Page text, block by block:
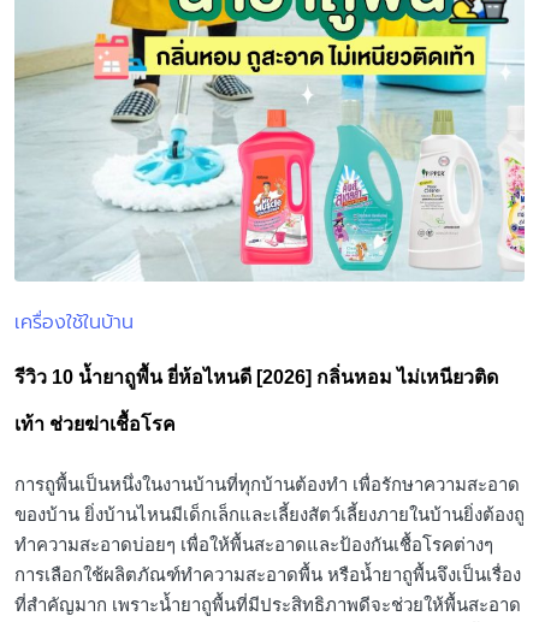
Posted
เครื่องใช้ในบ้าน
รีวิว 10 น้ำยาถูพื้น ยี่ห้อไหนดี [2026] กลิ่นหอม ไม่เหนียวติด
เท้า ช่วยฆ่าเชื้อโรค
การถูพื้นเป็นหนึ่งในงานบ้านที่ทุกบ้านต้องทำ เพื่อรักษาความสะอาด
ของบ้าน ยิ่งบ้านไหนมีเด็กเล็กและเลี้ยงสัตว์เลี้ยงภายในบ้านยิ่งต้องถู
ทำความสะอาดบ่อยๆ เพื่อให้พื้นสะอาดและป้องกันเชื้อโรคต่างๆ
การเลือกใช้ผลิตภัณฑ์ทำความสะอาดพื้น หรือน้ำยาถูพื้นจึงเป็นเรื่อง
ที่สำคัญมาก เพราะน้ำยาถูพื้นที่มีประสิทธิภาพดีจะช่วยให้พื้นสะอาด